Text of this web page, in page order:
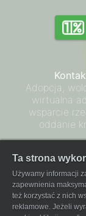
Adopcja,
wirtualna
wsparcie
oddanie
Regulamin
Ta strona
Używamy informacji
zapewnienia
też korzystać z nich
reklamowe. Jeżeli